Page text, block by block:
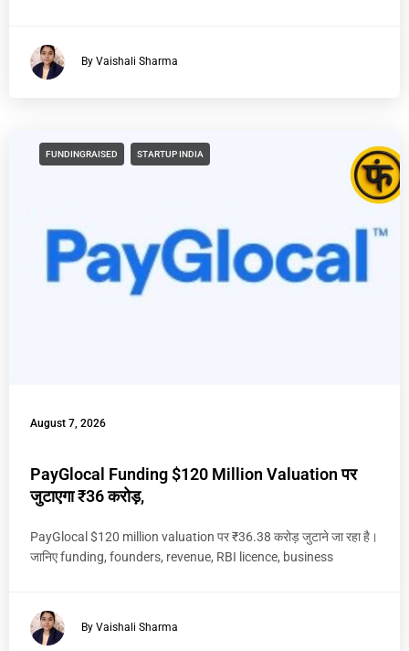
By Vaishali Sharma
FUNDINGRAISED STARTUP INDIA
August 7, 2026
PayGlocal Funding $120 Million Valuation पर
जुटाएगा ₹36 करोड़,
PayGlocal $120 million valuation पर ₹36.38 करोड़ जुटाने जा रहा है।
जानिए funding, founders, revenue, RBI licence, business
By Vaishali Sharma